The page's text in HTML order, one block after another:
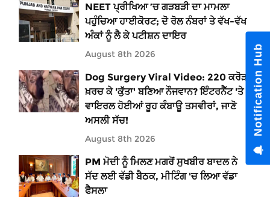
NEET ਪ੍ਰੀਖਿਆ ’ਚ ਗੜਬੜੀ ਦਾ ਮਾਮਲਾ
ਪਹੁੰਚਿਆ ਹਾਈਕੋਰਟ; ਦੋ ਰੋਲ ਨੰਬਰਾਂ ਤੇ ਵੱਖ-ਵੱਖ
ਅੰਕਾਂ ਨੂੰ ਲੈ ਕੇ ਪਟੀਸ਼ਨ ਦਾਇਰ
August 8th 2026
Dog Surgery Viral Video: 220 ਕਰੋੜ
ਖ਼ਰਚ ਕੇ 'ਕੁੱਤਾ' ਬਣਿਆ ਨੌਜਵਾਨ? ਇੰਟਰਨੈੱਟ 'ਤੇ
ਵਾਇਰਲ ਹੋਈਆਂ ਰੂਹ ਕੰਬਾਊ ਤਸਵੀਰਾਂ, ਜਾਣੋ
ਅਸਲੀ ਸੱਚ!
August 8th 2026
PM ਮੋਦੀ ਨੂੰ ਮਿਲਣ ਮਗਰੋਂ ਸੁਖਬੀਰ ਬਾਦਲ ਨੇ
ਸੱਦ ਲਈ ਵੱਡੀ ਬੈਠਕ, ਮੀਟਿੰਗ 'ਚ ਲਿਆ ਵੱਡਾ
ਫੈਸਲਾ
Notification Hub